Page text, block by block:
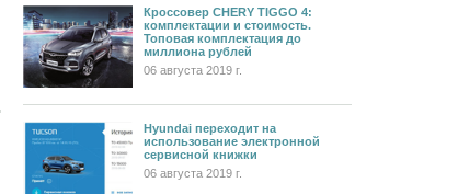
Кроссовер CHERY TIGGO 4:
комплектации и стоимость.
Топовая комплектация до
миллиона рублей
06 августа 2019 г.
Hyundai переходит на
использование электронной
сервисной книжки
06 августа 2019 г.